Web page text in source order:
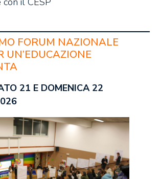
FORUM NAZIONALE
UN’EDUCAZIONE
21 E DOMENICA 22